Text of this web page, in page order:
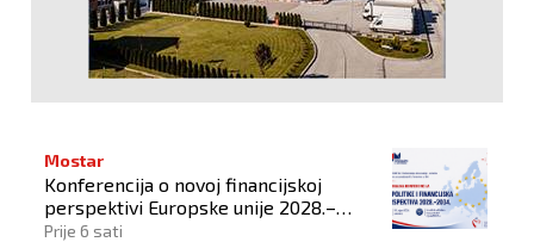
Mostar
Konferencija o novoj financijskoj
perspektivi Europske unije 2028.–
2034.
Prije 6 sati